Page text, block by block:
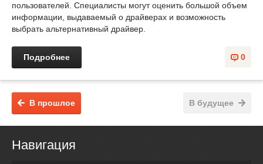
пользователей. Специалисты могут оценить большой объем
информации, выдаваемый о драйверах и возможность
выбрать альтернативный драйвер.
0
Подробнее
В будущее
В прошлое
Навигация